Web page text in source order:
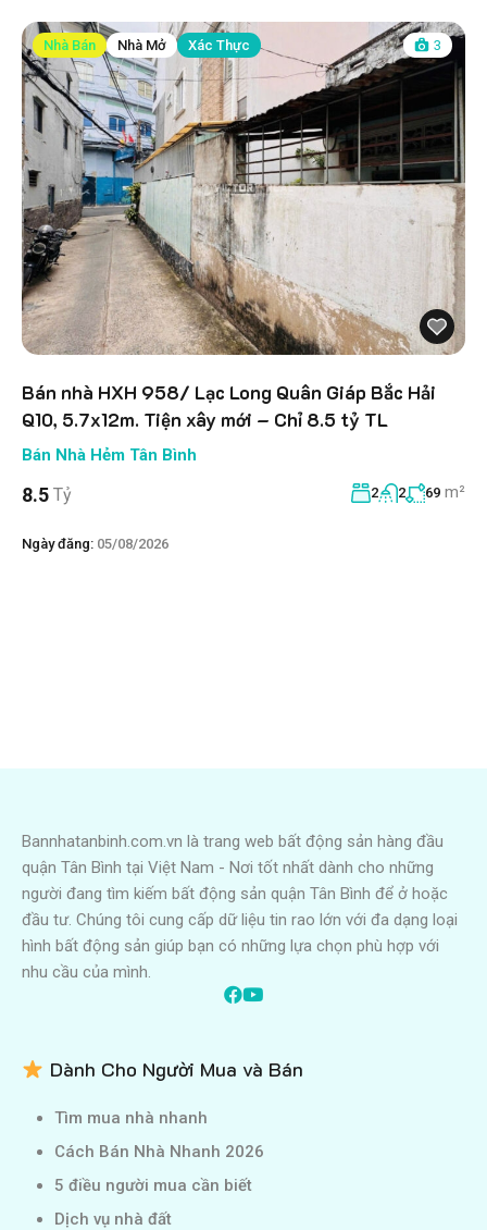
Nhà Bán Nhà Mở Xác Thực 3
Bán nhà HXH 958/ Lạc Long Quân Giáp Bắc Hải
Q10, 5.7x12m. Tiện xây mới – Chỉ 8.5 tỷ TL
Bán Nhà Hẻm Tân Bình
8.5 Tỷ 2 2 69 m²
Ngày đăng: 05/08/2026
Bannhatanbinh.com.vn là trang web bất động sản hàng đầu
quận Tân Bình tại Việt Nam - Nơi tốt nhất dành cho những
người đang tìm kiếm bất động sản quận Tân Bình để ở hoặc
đầu tư. Chúng tôi cung cấp dữ liệu tin rao lớn với đa dạng loại
hình bất động sản giúp bạn có những lựa chọn phù hợp với
nhu cầu của mình.
Dành Cho Người Mua và Bán
Tìm mua nhà nhanh
Cách Bán Nhà Nhanh 2026
5 điều người mua cần biết
Dịch vụ nhà đất